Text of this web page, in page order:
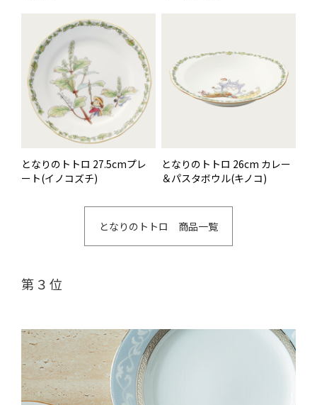
となりのトトロ 27.5cmプレ
ート(イノコズチ)
となりのトトロ 26cm カレー
＆パスタボウル(キノコ)
となりのトトロ 商品一覧
第３位